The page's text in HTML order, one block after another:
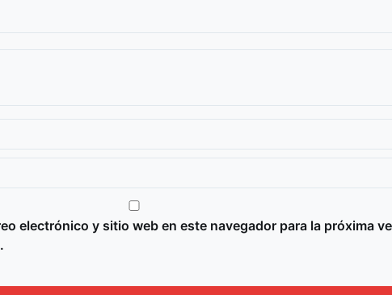
electrónico y sitio web en este navegador para la próxima